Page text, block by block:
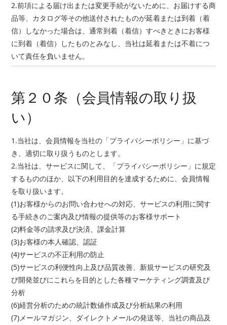
2.前項による届け出または変更手続がないために、お届けする商
品等、カタログ等その他送付されたものが延着または到着（着
信）しなかった場合は、通常到着（着信）すべきときにお客様
に到着（着信）したものとみなし、当社は延着または不着につ
いて責任を負いません。
第２０条（会員情報の取り扱
い）
1.当社は、会員情報を当社の「プライバシーポリシー」に基づ
き、適切に取り扱うものとします。
2.当社は、サービスに関して、「プライバシーポリシー」に規定
するもののほか、以下の利用目的を達成するために、会員情報
を取り扱います。
(1)お客様からのお問い合わせへの対応、サービスの利用に関す
る手続きのご案内及び情報の提供等のお客様サポート
(2)料金等の請求及び決済、課金計算
(3)お客様の本人確認、認証
(4)サービスの不正利用の防止
(5)サービスの利便性向上及び品質改善、新規サービスの研究及
び開発並びにこれらを目的とした各種マーケティング調査及び
分析
(6)経営分析のための統計数値作成及び分析結果の利用
(7)メールマガジン、ダイレクトメールの発送等、当社の商品及